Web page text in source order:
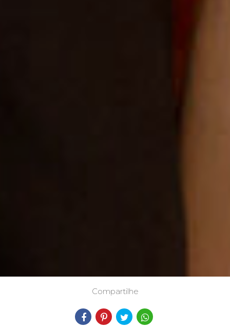
Compartilhe